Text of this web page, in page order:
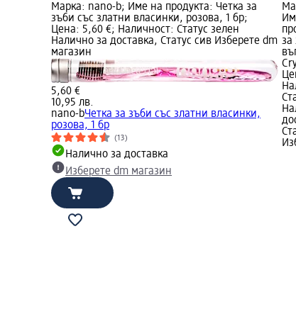
Марка: nano-b; Име на продукта: Четка за
зъби със златни власинки, розова, 1 бр;
Цена: 5,60 €; Наличност: Статус зелен
Налично за доставка, Статус сив Изберете dm
магазин
5,60 €
10,95 лв.
nano-bЧетка за зъби със златни власинки,
розова, 1 бр
(13)
Налично за доставка
Изберете dm магазин
за